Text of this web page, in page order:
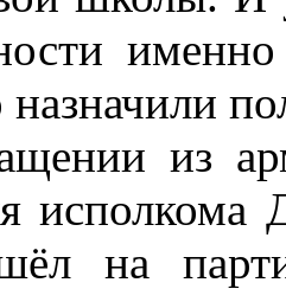
назначили
из
исполкома
на